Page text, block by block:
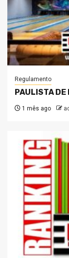
Regulamento
PAULISTA
1 mês ago